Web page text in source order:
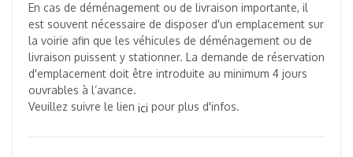
En cas de déménagement ou de livraison importante, il
est souvent nécessaire de disposer d'un emplacement sur
la voirie afin que les véhicules de déménagement ou de
livraison puissent y stationner. La demande de réservation
d'emplacement doit être introduite au minimum 4 jours
ouvrables à l’avance.
Veuillez suivre le lien ici pour plus d'infos.